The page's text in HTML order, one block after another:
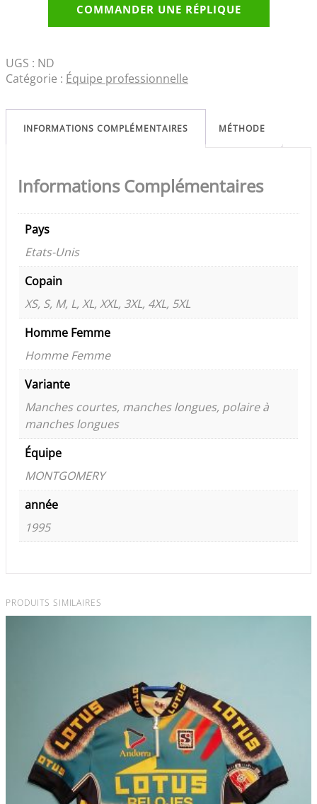
COMMANDER UNE RÉPLIQUE
UGS : ND
Catégorie : Équipe professionnelle
INFORMATIONS COMPLÉMENTAIRES MÉTHODE
Informations Complémentaires
Pays
Etats-Unis
Copain
XS, S, M, L, XL, XXL, 3XL, 4XL, 5XL
Homme Femme
Homme Femme
Variante
Manches courtes, manches longues, polaire à
manches longues
Équipe
MONTGOMERY
année
1995
PRODUITS SIMILAIRES